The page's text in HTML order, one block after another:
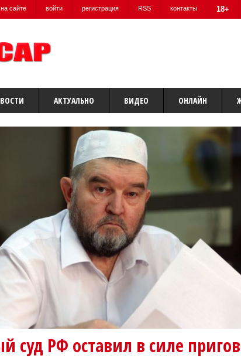
сайте войти регистрация RSS контакты 18+
АКТУАЛЬНО ВИДЕО ОНЛАЙН
суд РФ оставил в силе